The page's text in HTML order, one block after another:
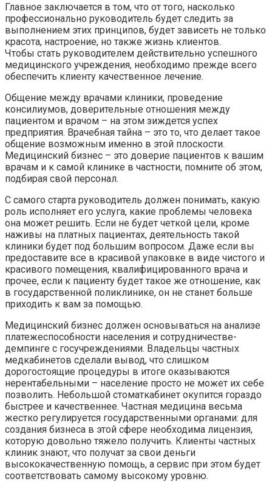
Главное заключается в том, что от того, насколько
профессионально руководитель будет следить за
выполнением этих принципов, будет зависеть не только
красота, настроение, но также жизнь клиентов.
Чтобы стать руководителем действительно успешного
медицинского учреждения, необходимо прежде всего
обеспечить клиенту качественное лечение.
Общение между врачами клиники, проведение
консилиумов, доверительные отношения между
пациентом и врачом – на этом зиждется успех
предприятия. Врачебная тайна – это то, что делает такое
общение возможным именно в этой плоскости.
Медицинский бизнес – это доверие пациентов к вашим
врачам и к самой клинике в частности, помните об этом,
подбирая свой персонал.
С самого старта руководитель должен понимать, какую
роль исполняет его услуга, какие проблемы человека
она может решить. Если не будет четкой цели, кроме
наживы на платных пациентах, деятельность такой
клиники будет под большим вопросом. Даже если вы
предоставите все в красивой упаковке в виде чистого и
красивого помещения, квалифицированного врача и
прочее, если к пациенту будет такое же отношение, как
в государственной поликлинике, он не станет больше
приходить к вам за помощью.
Медицинский бизнес должен основываться на анализе
платежеспособности населения и сотрудничестве-
демпинге с госучреждениями. Владельцы частных
медкабинетов сделали вывод, что слишком
дорогостоящие процедуры в итоге оказываются
нерентабельными – население просто не может их себе
позволить. Небольшой стоматкабинет окупится гораздо
быстрее и качественнее. Частная медицина весьма
жестко регулируется государственными органами: для
создания бизнеса в этой сфере необходима лицензия,
которую довольно тяжело получить. Клиенты частных
клиник знают, что получат за свои деньги
высококачественную помощь, а сервис при этом будет
соответствовать самому высокому уровню.